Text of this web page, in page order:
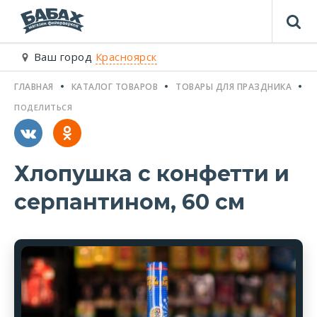
Ваш город Красноярск
ГЛАВНАЯ КАТАЛОГ ТОВАРОВ ТОВАРЫ ДЛЯ ПРАЗДНИКА
Хлопушка с конфетти и
серпантином, 60 см
ПОДЕЛИТЬСЯ